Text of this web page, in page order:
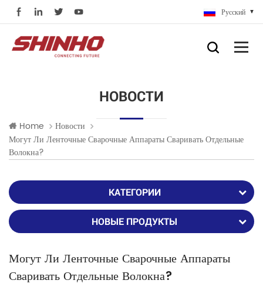
Русский
НОВОСТИ
Home
Новости
Могут Ли Ленточные Сварочные Аппараты Сваривать Отдельные
Волокна?
КАТЕГОРИИ
НОВЫЕ ПРОДУКТЫ
Могут Ли Ленточные Сварочные Аппараты
Сваривать Отдельные Волокна?